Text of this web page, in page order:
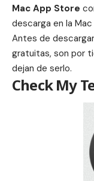
Mac App Store
descarga en la
Antes de
gratuitas, son por
dejan de serlo.
Check My